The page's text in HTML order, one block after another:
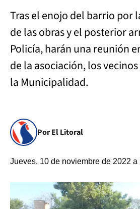
Tras el enojo del barrio por
de las obras y el posterior
Policía, harán una reunión
de la asociación, los
la Municipalidad.
Por El Litoral
Jueves, 10 de noviembre de 2022 a